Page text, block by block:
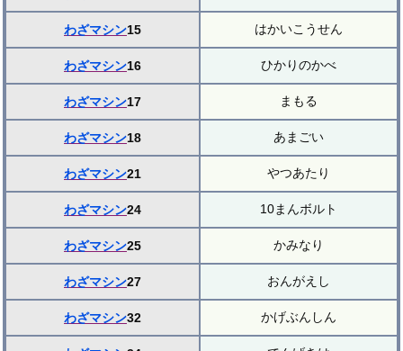
わざマシン15 はかいこうせん
わざマシン16 ひかりのかべ
わざマシン17 まもる
わざマシン18 あまごい
わざマシン21 やつあたり
わざマシン24 10まんボルト
わざマシン25 かみなり
わざマシン27 おんがえし
わざマシン32 かげぶんしん